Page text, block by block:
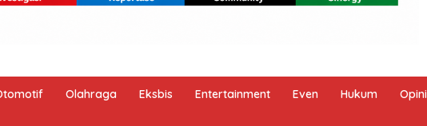
Olahraga Eksbis Entertainment Even Hukum Opini